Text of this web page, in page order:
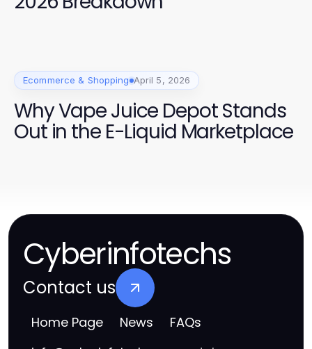
Ecommerce & Shopping April 5, 2026
Why Vape Juice Depot Stands
Out in the E-Liquid Marketplace
Cyberinfotechs
Contact us
Home Page News FAQs